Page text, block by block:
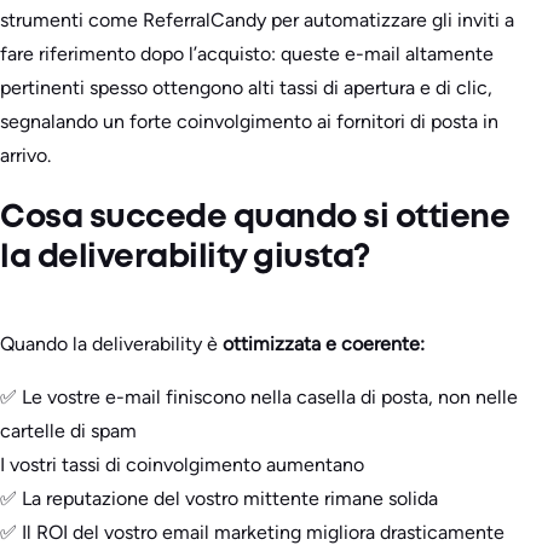
strumenti come ReferralCandy per automatizzare gli inviti a
fare riferimento dopo l’acquisto: queste e-mail altamente
pertinenti spesso ottengono alti tassi di apertura e di clic,
segnalando un forte coinvolgimento ai fornitori di posta in
arrivo.
Cosa succede quando si ottiene
la deliverability giusta?
Quando la deliverability è ottimizzata e coerente:
✅ Le vostre e-mail finiscono nella casella di posta, non nelle
cartelle di spam
I vostri tassi di coinvolgimento aumentano
✅ La reputazione del vostro mittente rimane solida
✅ Il ROI del vostro email marketing migliora drasticamente